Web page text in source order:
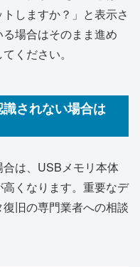
しますか？」と表示さ
場合はそのまま進め
ください。
されない場合は
は、USBメモリ本体
くなります。重要なデ
旧の専門業者への相談